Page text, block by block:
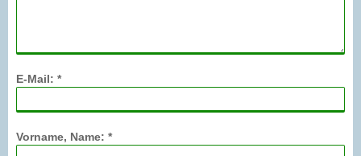
E-Mail: *
Vorname, Name: *